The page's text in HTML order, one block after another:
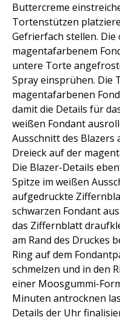
Buttercreme
Tortenstützen
Gefrierfach stellen.
magentafarbenem
untere Torte
Spray einsprühen. Die
magentafarbenen
damit die Details für
weißen Fondant
Ausschnitt des Blazers
Dreieck auf der
Die Blazer-Details
Spitze im weißen
aufgedruckte
schwarzen Fondant
das Ziffernblatt
am Rand des Druckes
Ring auf dem
schmelzen und in den
einer Moosgummi-
Minuten antrocknen
Details der Uhr